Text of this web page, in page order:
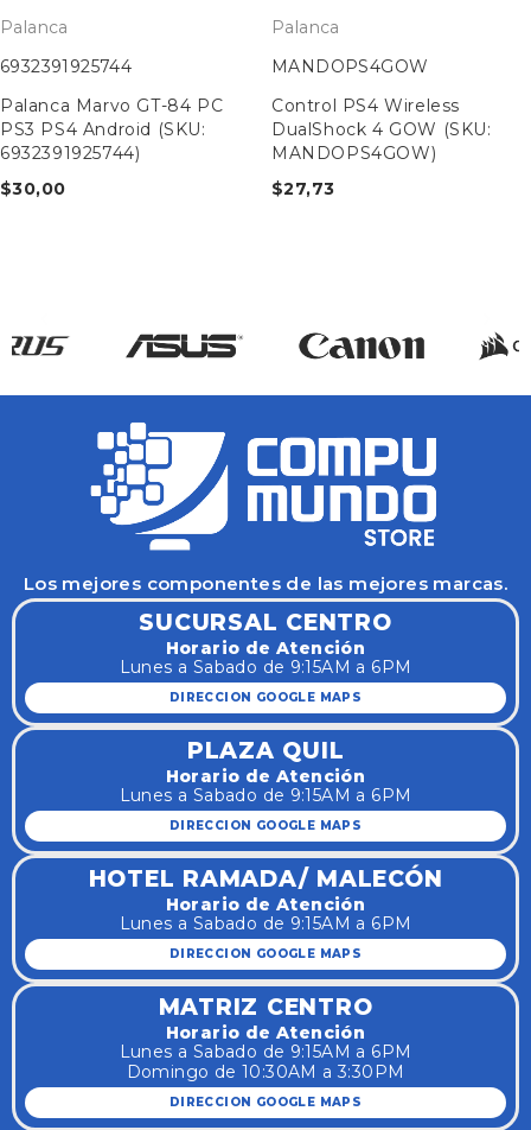
Palanca
6932391925744
Palanca Marvo GT-84 PC
PS3 PS4 Android (SKU:
6932391925744)
$30,00
Palanca
MANDOPS4GOW
Control PS4 Wireless
DualShock 4 GOW (SKU:
MANDOPS4GOW)
$27,73
Los mejores componentes de las mejores marcas.
SUCURSAL CENTRO
Horario de Atención
Lunes a Sabado de 9:15AM a 6PM
DIRECCION GOOGLE MAPS
PLAZA QUIL
Horario de Atención
Lunes a Sabado de 9:15AM a 6PM
DIRECCION GOOGLE MAPS
HOTEL RAMADA/ MALECÓN
Horario de Atención
Lunes a Sabado de 9:15AM a 6PM
DIRECCION GOOGLE MAPS
MATRIZ CENTRO
Horario de Atención
Lunes a Sabado de 9:15AM a 6PM
Domingo de 10:30AM a 3:30PM
DIRECCION GOOGLE MAPS